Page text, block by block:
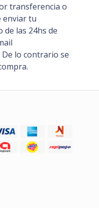
transferencia o
enviar tu
las 24hs de
lo contrario se